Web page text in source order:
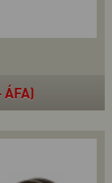
ÁFA)